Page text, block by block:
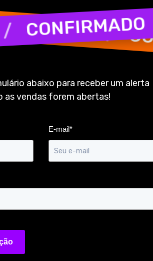
CONFIRMADO /
2027 /
abaixo para receber um alerta
as vendas forem abertas!
E-mail*